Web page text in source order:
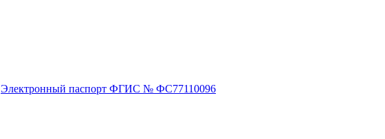
Электронный паспорт ФГИС № ФС77110096